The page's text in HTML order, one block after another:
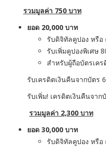
รวมมูลค่า 750 บาท
ยอด 20,000 บาท
รับดิจิทัลคูปอง หรือ
รับเพิ่มคูปองพิเศษ
สำหรับผู้ถือบัตรเค
รับเครดิตเงินคืนจากบัตร
รับเพิ่ม! เครดิตเงินคืนจาก
รวมมูลค่า 2,300 บาท
ยอด 30,000 บาท
รับดิจิทัลคูปอง หรือ